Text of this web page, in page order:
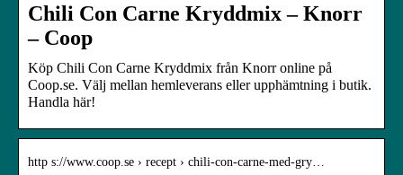
Chili Con Carne Kryddmix – Knorr
– Coop
Köp Chili Con Carne Kryddmix från Knorr online på
Coop.se. Välj mellan hemleverans eller upphämtning i butik.
Handla här!
http s://www.coop.se › recept › chili-con-carne-med-gry…